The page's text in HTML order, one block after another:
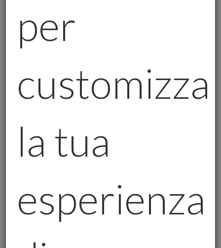
pronto a guidarvi nel vostro percorso di
investimento, con competenza e dedizione.
Il nostro obiettivo è semplice: aiutarvi a
proteggere il vostro futuro. Ecco cosa
Giulia Paoletti:
Guidarti con passione e
trasparenza.”
“Ti aiutiamo a
costruire il tuo futuro, passo dopo
passo.”
per
la tua
esperienza